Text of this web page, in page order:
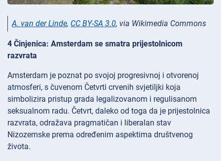
A. van der Linde, CC BY-SA 3.0, via Wikimedia Commons
4 Činjenica: Amsterdam se smatra prijestolnicom
razvrata
Amsterdam je poznat po svojoj progresivnoj i otvorenoj
atmosferi, s čuvenom Četvrti crvenih svjetiljki koja
simbolizira pristup grada legalizovanom i regulisanom
seksualnom radu. Četvrt, daleko od toga da je prijestolnica
razvrata, odražava pragmatičan i liberalan stav
Nizozemske prema određenim aspektima društvenog
života.